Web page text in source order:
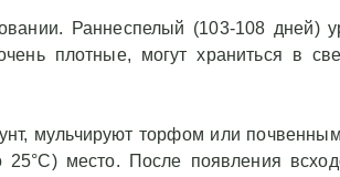
Раннеспелый (103-108 дней)
плотные, могут храниться в
мульчируют торфом или
25°С) место. После появления